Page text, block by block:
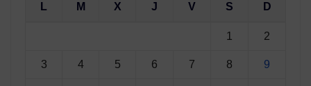
L M X J V S D
1 2
3 4 5 6 7 8 9